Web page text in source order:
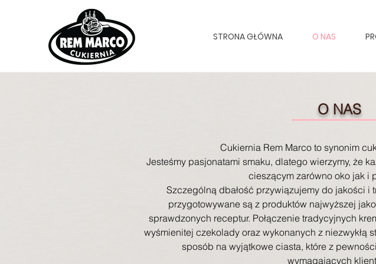
STRONA GŁÓWNA O NAS
O NAS
Cukiernia Rem Marco to synonim
Jesteśmy pasjonatami smaku, dlatego wierzymy, że
cieszącym zarówno oko jak i
Szczególną dbałość przywiązujemy do jakości i
przygotowywane są z produktów najwyższej
sprawdzonych receptur. Połączenie tradycyjnych
wyśmienitej czekolady oraz wykonanych z niezwykłą
sposób na wyjątkowe ciasta, które z
wymagających